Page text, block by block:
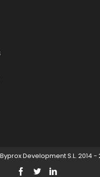
Development S.L. 2014 -